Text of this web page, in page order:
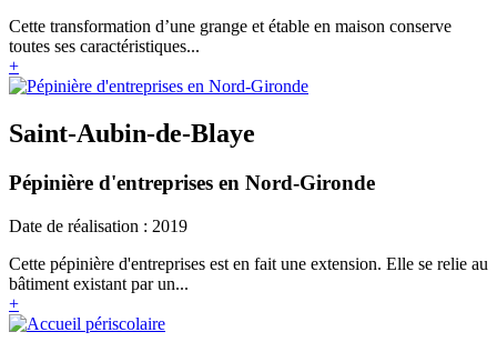
Cette transformation d’une grange et étable en maison conserve
toutes ses caractéristiques...
+
Saint-Aubin-de-Blaye
Pépinière d'entreprises en Nord-Gironde
Date de réalisation : 2019
Cette pépinière d'entreprises est en fait une extension. Elle se relie au
bâtiment existant par un...
+